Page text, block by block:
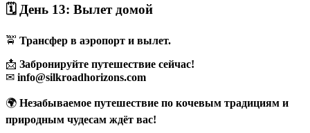
🗓 День 13: Вылет домой
🚖 Трансфер в аэропорт и вылет.
📩 Забронируйте путешествие сейчас!
✉ info@silkroadhorizons.com
🌍 Незабываемое путешествие по кочевым традициям и
природным чудесам ждёт вас!